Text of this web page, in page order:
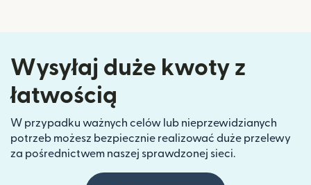
Wysyłaj duże kwoty z
łatwością
W przypadku ważnych celów lub nieprzewidzianych
potrzeb możesz bezpiecznie realizować duże przelewy
za pośrednictwem naszej sprawdzonej sieci.